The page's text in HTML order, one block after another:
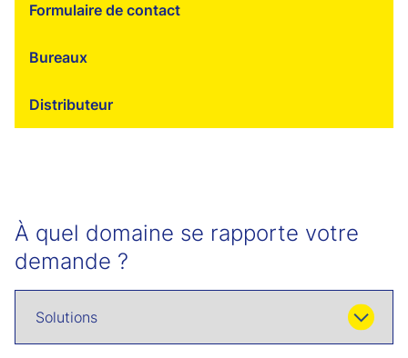
Formulaire de contact
Bureaux
Distributeur
À quel domaine se rapporte votre
demande ?